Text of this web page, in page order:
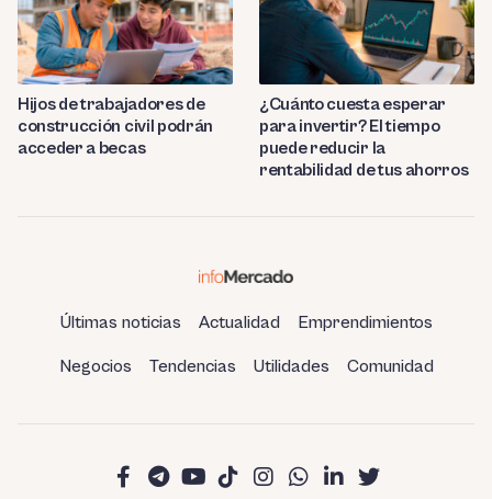
Hijos de trabajadores de
construcción civil podrán
acceder a becas
¿Cuánto cuesta esperar
para invertir? El tiempo
puede reducir la
rentabilidad de tus ahorros
Últimas noticias Actualidad Emprendimientos
Negocios Tendencias Utilidades Comunidad